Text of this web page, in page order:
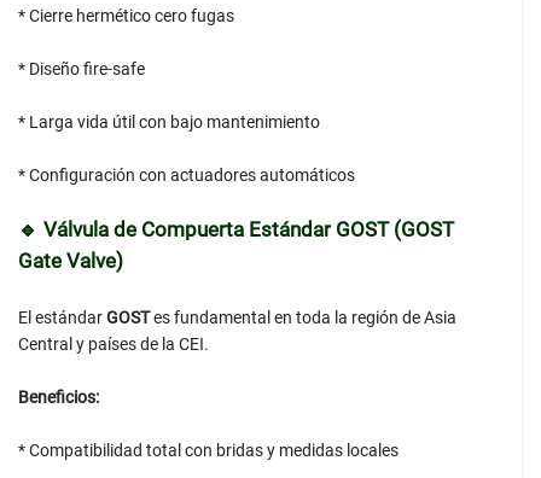
* Cierre hermético cero fugas
* Diseño fire-safe
* Larga vida útil con bajo mantenimiento
* Configuración con actuadores automáticos
🔹 Válvula de Compuerta Estándar GOST (GOST
Gate Valve)
El estándarGOSTes fundamental en toda la región de Asia
Central y países de la CEI.
Beneficios:
* Compatibilidad total con bridas y medidas locales